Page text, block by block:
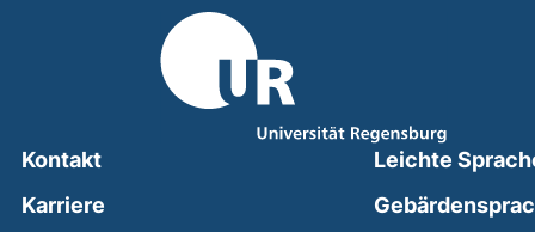
Kontakt
Karriere
Leichte